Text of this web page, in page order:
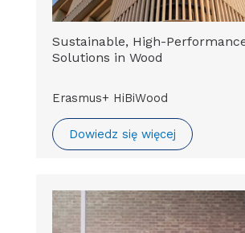
Sustainable, High-
Solutions in Wood
Erasmus+ HiBiWood
Dowiedz się więcej